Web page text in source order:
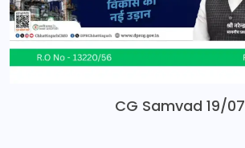
CG Samvad 19/07